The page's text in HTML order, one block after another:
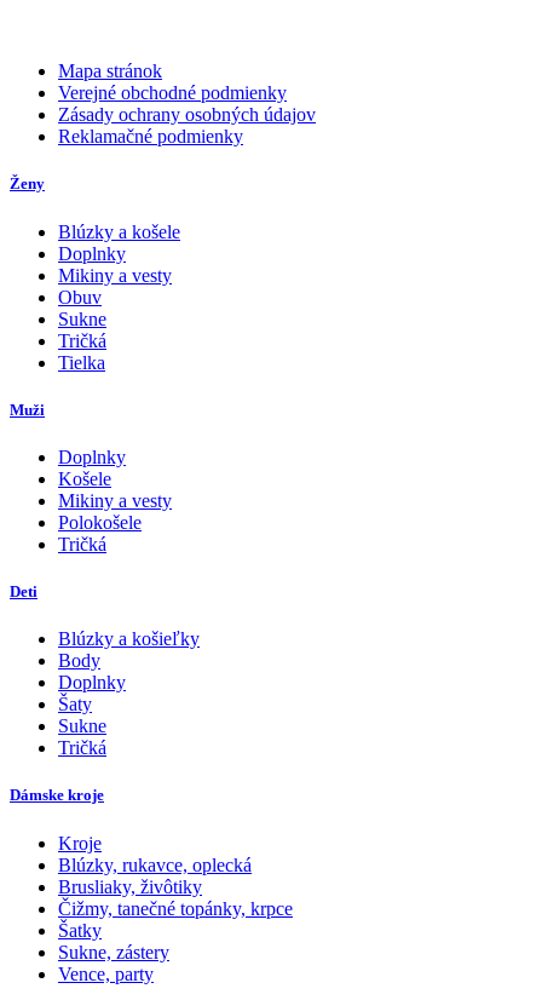
Mapa stránok
Verejné obchodné podmienky
Zásady ochrany osobných údajov
Reklamačné podmienky
Ženy
Blúzky a košele
Doplnky
Mikiny a vesty
Obuv
Sukne
Tričká
Tielka
Muži
Doplnky
Košele
Mikiny a vesty
Polokošele
Tričká
Deti
Blúzky a košieľky
Body
Doplnky
Šaty
Sukne
Tričká
Dámske kroje
Kroje
Blúzky, rukavce, oplecká
Brusliaky, živôtiky
Čižmy, tanečné topánky, krpce
Šatky
Sukne, zástery
Vence, party